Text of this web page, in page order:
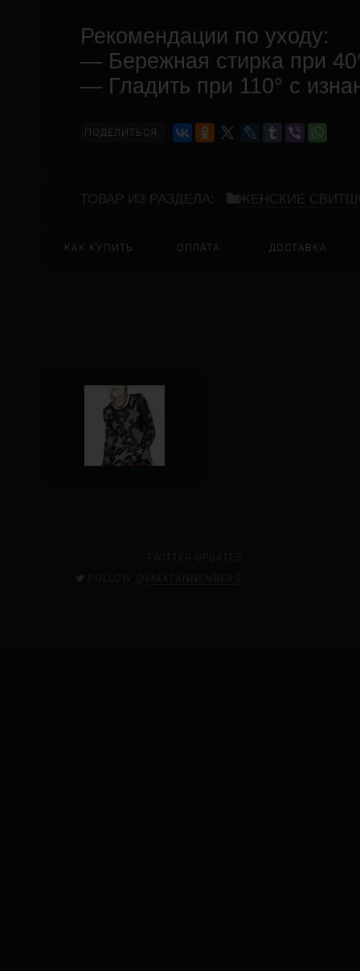
Рекомендации по уходу:
— Бережная стирка при
— Гладить при 110° с
ПОДЕЛИТЬСЯ:
ТОВАР ИЗ РАЗДЕЛА: ЖЕНСКИЕ
КАК КУПИТЬ ОПЛАТА ДОСТАВКА
TWITTER UPDATES
FOLLOW @
MAXTANNENBERG